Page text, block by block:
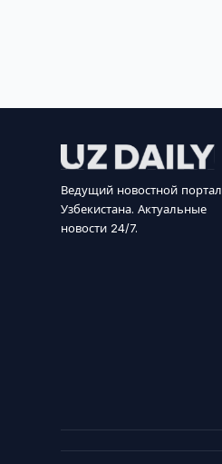
Ведущий новостной портал
Узбекистана. Актуальные
новости 24/7.